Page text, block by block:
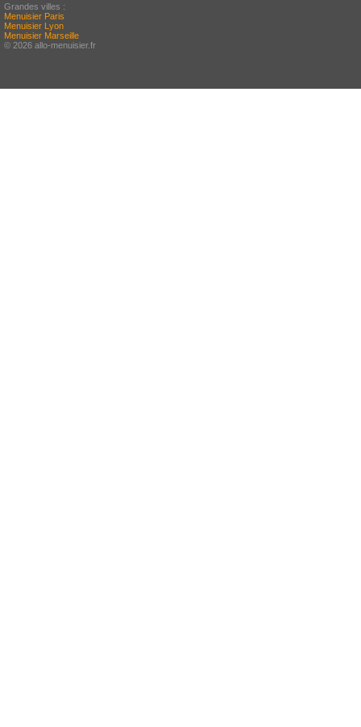
Grandes villes :
Menuisier Paris
Menuisier Lyon
Menuisier Marseille
© 2026 allo-menuisier.fr